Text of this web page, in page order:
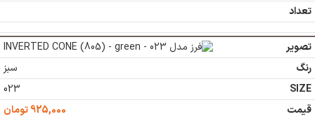
سبز
023
925,000تومان